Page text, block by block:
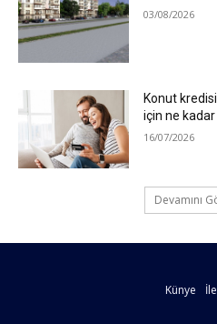
03/08/2026
Konut
için ne
16/07/2026
Devamını
Künye